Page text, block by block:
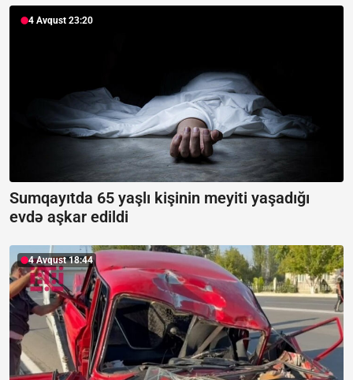
4 Avqust 23:20
Sumqayıtda 65 yaşlı kişinin meyiti yaşadığı
evdə aşkar edildi
4 Avqust 18:44